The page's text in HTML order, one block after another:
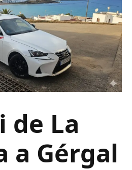
de La
a Gérgal